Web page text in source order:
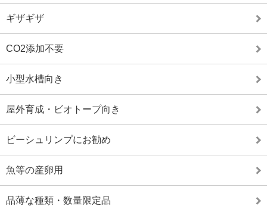
ギザギザ
CO2添加不要
小型水槽向き
屋外育成・ビオトープ向き
ビーシュリンプにお勧め
魚等の産卵用
品薄な種類・数量限定品